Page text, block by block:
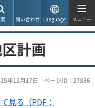
問い合わせ Language メニュー
計画
年12月17日 ページID：27886
見る（PDF：